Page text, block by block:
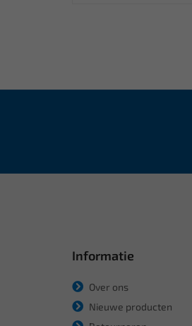
Informatie
Over ons
Nieuwe producten